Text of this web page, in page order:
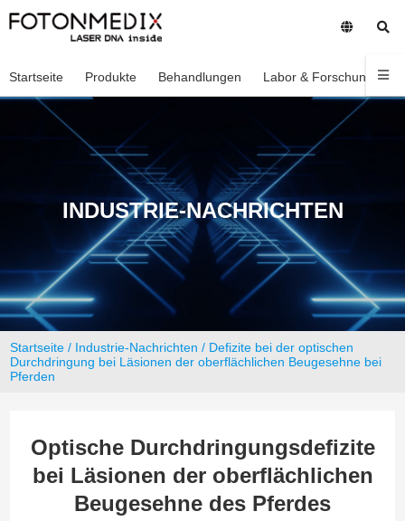
Startseite Produkte Behandlungen Labor & Forschung
INDUSTRIE-NACHRICHTEN
Startseite / Industrie-Nachrichten / Defizite bei der optischen
Durchdringung bei Läsionen der oberflächlichen Beugesehne bei
Pferden
Optische Durchdringungsdefizite
bei Läsionen der oberflächlichen
Beugesehne des Pferdes